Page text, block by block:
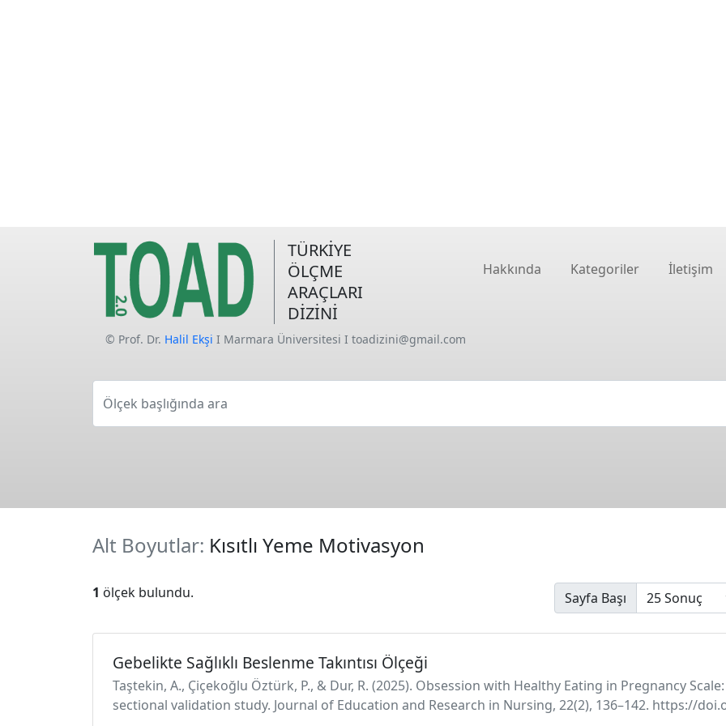
TÜRKİYE
ÖLÇME
ARAÇLARI
DİZİNİ
Hakkında Kategoriler İletişim
© Prof. Dr. Halil Ekşi I Marmara Üniversitesi I toadizini@gmail.com
Ölçek başlığında ara
Alt Boyutlar: Kısıtlı Yeme Motivasyon
1 ölçek bulundu. Sayfa Başı
Gebelikte Sağlıklı Beslenme Takıntısı Ölçeği
Taştekin, A., Çiçekoğlu Öztürk, P., & Dur, R. (2025). Obsession with Healthy Eating in Pregnancy
sectional validation study. Journal of Education and Research in Nursing, 22(2), 136–142. https://